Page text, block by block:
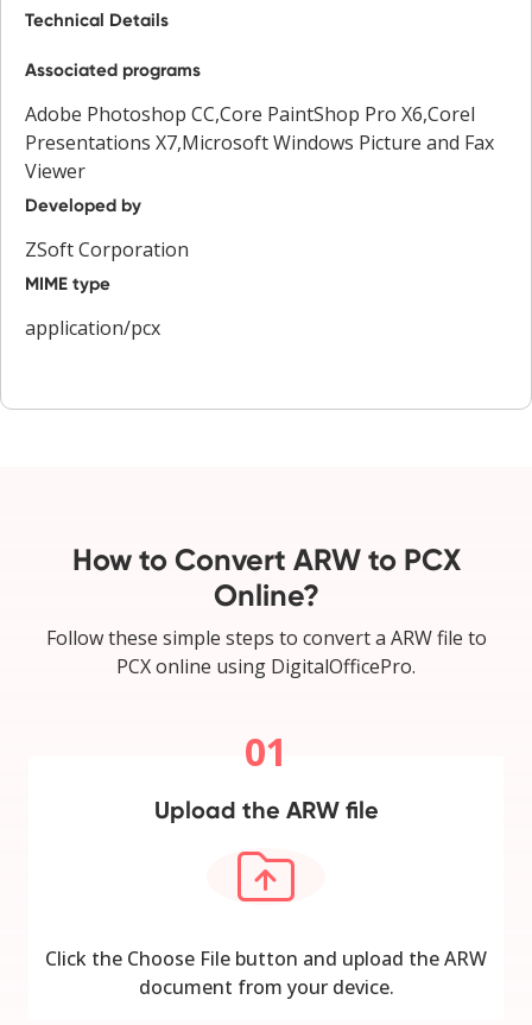
Technical Details
Associated programs
Adobe Photoshop CC,Core PaintShop Pro X6,Corel
Presentations X7,Microsoft Windows Picture and Fax
Viewer
Developed by
ZSoft Corporation
MIME type
application/pcx
How to Convert ARW to PCX
Online?
Follow these simple steps to convert a ARW file to
PCX online using DigitalOfficePro.
01
Upload the ARW file
Click the Choose File button and upload the ARW
document from your device.